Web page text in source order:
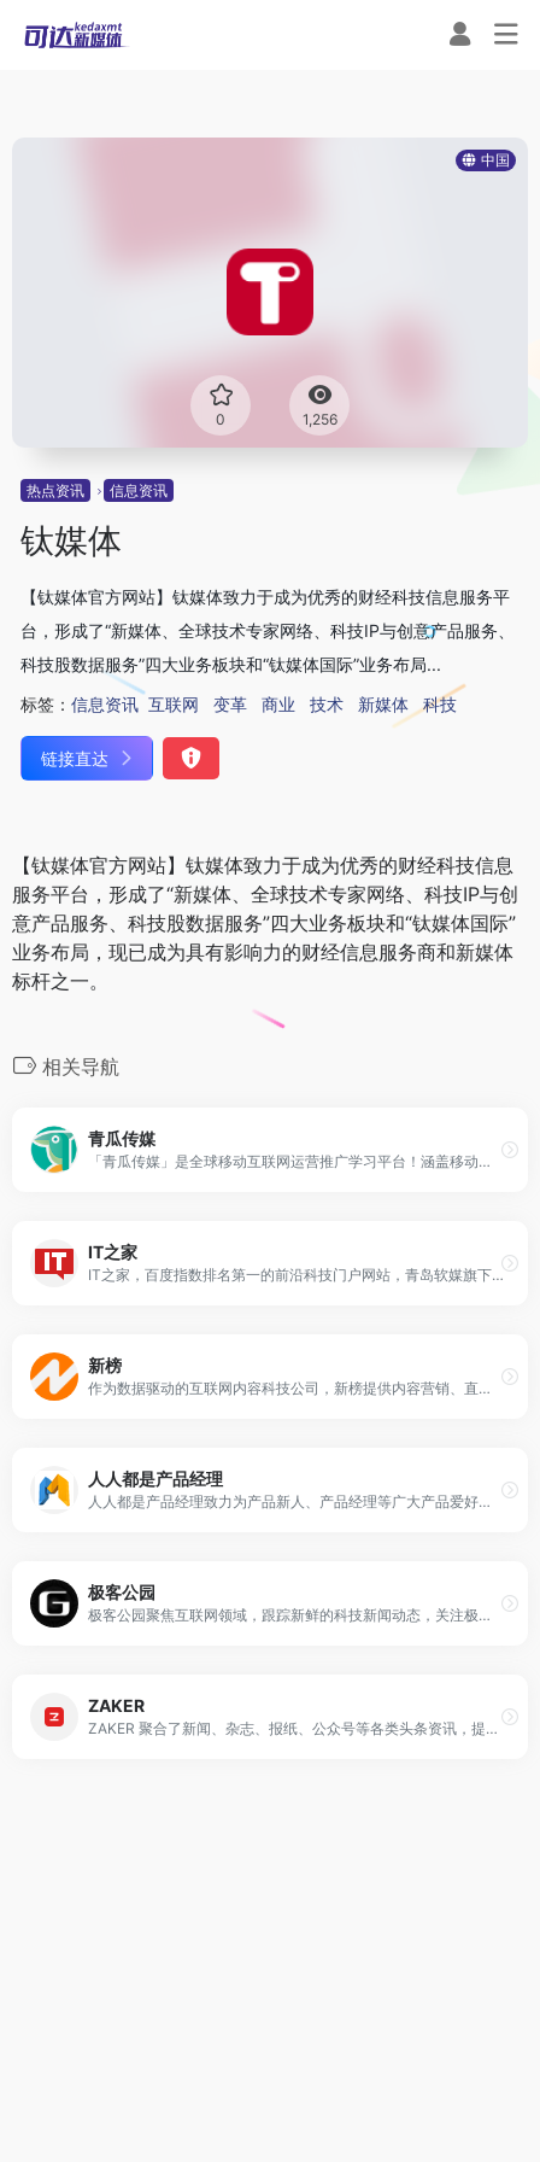
中国
0 1,256
热点资讯 信息资讯
钛媒体
【钛媒体官方网站】钛媒体致力于成为优秀的财经科技信息服务平
台，形成了“新媒体、全球技术专家网络、科技IP与创意产品服务、
科技股数据服务”四大业务板块和“钛媒体国际”业务布局...
标签： 信息资讯 互联网 变革 商业 技术 新媒体 科技
链接直达
【钛媒体官方网站】钛媒体致力于成为优秀的财经科技信息
服务平台，形成了“新媒体、全球技术专家网络、科技IP与创
意产品服务、科技股数据服务”四大业务板块和“钛媒体国际”
业务布局，现已成为具有影响力的财经信息服务商和新媒体
标杆之一。
相关导航
青瓜传媒
「青瓜传媒」是全球移动互联网运营推广学习平台！涵盖移动互联网运营，推广，营销，广告，文案，策划，新媒体，短视频等一系列文章干货，也包含APP推广，游戏推广，海外推广，抖音推广，快手推广，小红书推广，微信推广，产品运营，苹果竞价，ASO优化，品牌营销，文案策划，移动广告投放，信息流广告投放平台，积分墙平台，苹果ASM竞价排名广告投放平台！青瓜传媒是目前国内移动互联网运营推广干货最全面的学习平台！也是国内在运营推广营销领域最专业的推广平台，拥有15年运营推广经验！青瓜传媒是厦门青瓜信息科技有限公司旗下媒体平台，拥有新浪扶翼粉丝通腾讯广点通智汇推今日头条陌陌百度360搜狗神马UC等广告投放资源！学习互联网运营推广就到青瓜传媒OPP2.COM
IT之家
IT之家，百度指数排名第一的前沿科技门户网站，青岛软媒旗下。快速播报科技行业新闻头条快讯和手机数码产品评测，关注智能车电动车、AR/VR虚拟现实、苹果iOS/iPadOS、鸿蒙OS、谷歌Android、微软Win11/Win10/Win7，紧盯iPhone/iPad、安卓智能设备手机等数码潮流。
新榜
作为数据驱动的互联网内容科技公司，新榜提供内容营销、直播电商、培训运营、版权分发产品服务，助力中国企业数字内容流量资产获取与管理。
人人都是产品经理
人人都是产品经理致力为产品新人、产品经理等广大产品爱好者打造一个良好的学习交流平台。深度剖析国内外互联网业内动态，分享产品设计、交互设计、视觉设计、用户体验设计、产品运营、产品市场和项目管理等专业产品知识。
极客公园
极客公园聚焦互联网领域，跟踪新鲜的科技新闻动态，关注极具创新精神的科技产品。
ZAKER
ZAKER 聚合了新闻、杂志、报纸、公众号等各类头条资讯，提供头条,科技,娱乐,体育,国内,国际,军事,财经,互联网,教育,时尚,社会,亲子,情感,旅游,科学,星座,奢侈品,游戏,美食,电影,健康,理财等多个领域今日最热门内容，并通过大数据算法提供个性化、社会化新闻服务。